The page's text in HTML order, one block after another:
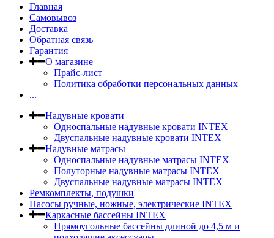
Главная
Самовывоз
Доставка
Обратная связь
Гарантия
О магазине
Прайс-лист
Политика обработки персональных данных
...
Надувные кровати
Односпальные надувные кровати INTEX
Двуспальные надувные кровати INTEX
Надувные матрасы
Односпальные надувные матрасы INTEX
Полуторные надувные матрасы INTEX
Двуспальные надувные матрасы INTEX
Ремкомплекты, подушки
Насосы ручные, ножные, электрические INTEX
Каркасные бассейны INTEX
Прямоугольные бассейны длиной до 4,5 м и